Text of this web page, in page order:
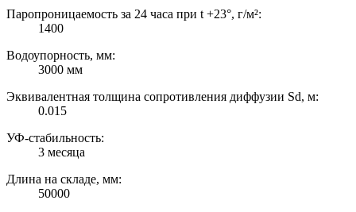
Паропроницаемость за 24 часа при t +23°, г/м²:
1400
Водоупорность, мм:
3000 мм
Эквивалентная толщина сопротивления диффузии Sd, м:
0.015
УФ-стабильность:
3 месяца
Длина на складе, мм:
50000